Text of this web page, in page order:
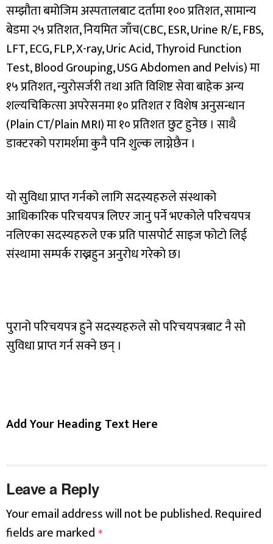
सम्झौता बमोजिम अस्पतालबाट दर्तामा १०० प्रतिशत, सामान्य
बेडमा २५ प्रतिशत, नियमित जाँच(CBC, ESR, Urine R/E, FBS,
LFT, ECG, FLP, X-ray, Uric Acid, Thyroid Function
Test, Blood Grouping, USG Abdomen and Pelvis) मा
१५ प्रतिशत, न्युरोसर्जरी तथा अति विशिष्ट सेवा बाहेक अन्य
शल्यचिकित्सा अपरेसनमा १० प्रतिशत र विशेष अनुसन्धान
(Plain CT/Plain MRI) मा १० प्रतिशत छुट हुनेछ । साथै
डाक्टरको परामर्शमा कुनै पनि शुल्क लाग्नेछैन ।
यो सुविधा प्राप्त गर्नको लागि सदस्यहरुले संस्थाको
आधिकारिक परिचयपत्र लिएर जानु पर्ने भएकोले परिचयपत्र
नलिएका सदस्यहरुले एक प्रति पासपोर्ट साइज फोटो लिई
संस्थामा सम्पर्क राख्नहुन अनुरोध गरेकाे छ।
पुरानो परिचयपत्र हुने सदस्यहरुले सो परिचयपत्रबाट नै सो
सुविधा प्राप्त गर्न सक्ने छन् ।
Add Your Heading Text Here
Leave a Reply
Your email address will not be published.Required
fields are marked *